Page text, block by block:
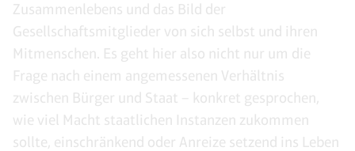
Zusammenlebens und das Bild der
Gesellschaftsmitglieder von sich selbst und ihren
Mitmenschen. Es geht hier also nicht nur um die
Frage nach einem angemessenen Verhältnis
zwischen Bürger und Staat – konkret gesprochen,
wie viel Macht staatlichen Instanzen zukommen
sollte, einschränkend oder Anreize setzend ins Leben